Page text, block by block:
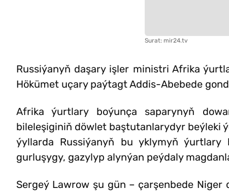
Surat: mir24.tv
Russiýanyň daşary işler ministri Afrika
Hökümet uçary paýtagt Addis-Abebede
Afrika ýurtlary boýunça saparynyň
bileleşiginiň döwlet baştutanlarydyr beýleki
ýyllarda Russiýanyň bu yklymyň
gurluşygy, gazylyp alynýan peýdaly
Sergeý Lawrow şu gün – çarşenbede